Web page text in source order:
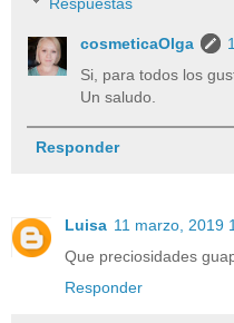
cosmeticaOlga
Si, para todos los
Un saludo.
Responder
Luisa 11 marzo, 2019
Que preciosidades
Responder